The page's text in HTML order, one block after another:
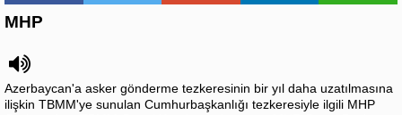
MHP
Azerbaycan'a asker gönderme tezkeresinin bir yıl daha uzatılmasına
ilişkin TBMM'ye sunulan Cumhurbaşkanlığı tezkeresiyle ilgili MHP